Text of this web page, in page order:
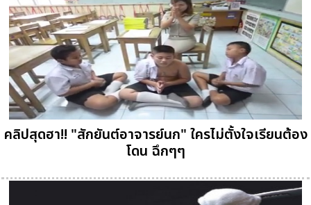
คลิปสุดฮา!! "สักยันต์อาจารย์นก" ใครไม่ตั้งใจเรียนต้อง
โดน ฉึกๆๆ